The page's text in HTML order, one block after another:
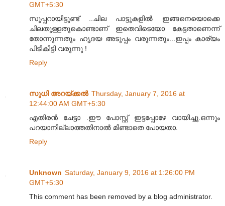
GMT+5:30
സൂപ്പറായിട്ടുണ്ട് ..ചില പാട്ടുകളിൽ ഇങ്ങനെയൊക്കെ
ചിലതുള്ളതുകൊണ്ടാണ് ഇതെവിടെയോ കേട്ടതാണെന്ന്
തോന്നുന്നതും ഹൃദയ അടുപ്പം വരുന്നതും...ഇപ്പം കാര്യം
പിടികിട്ടി വരുന്നു !
Reply
സുധി അറയ്ക്കൽ Thursday, January 7, 2016 at
12:44:00 AM GMT+5:30
എതിരൻ ചേട്ടാ .ഈ പോസ്റ്റ്‌ ഇട്ടപ്പോഴേ വായിച്ചു.ഒന്നും
പറയാനില്ലാത്തതിനാൽ മിണ്ടാതെ പോയതാ.
Reply
Unknown Saturday, January 9, 2016 at 1:26:00 PM
GMT+5:30
This comment has been removed by a blog administrator.